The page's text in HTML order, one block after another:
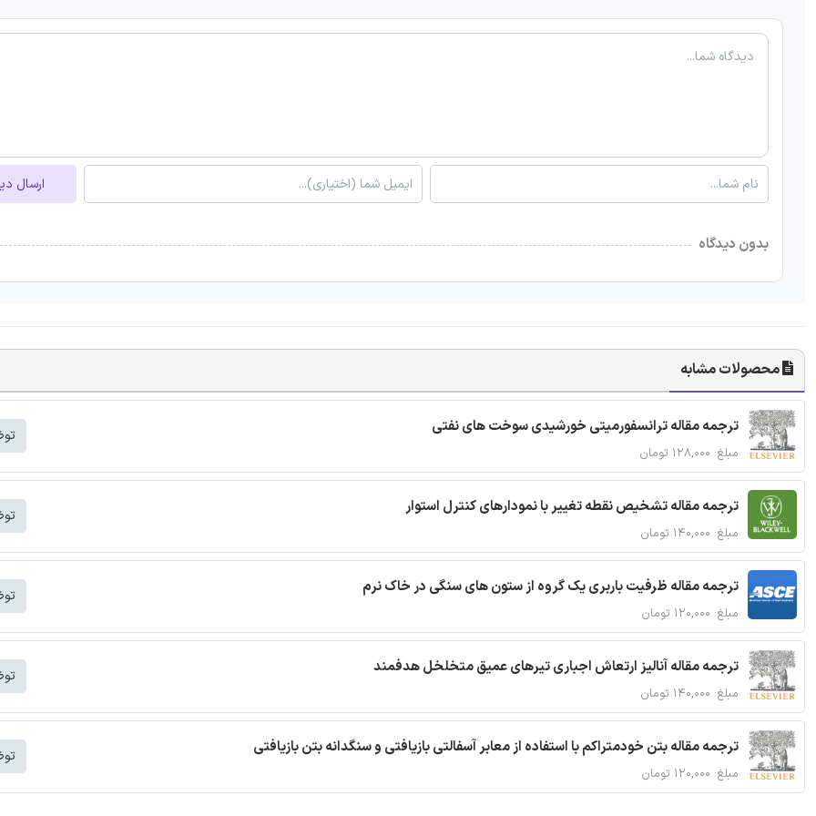
ارسال
بدون دیدگاه
محصولات مشابه
ترجمه مقاله ترانسفورمیتی خورشیدی سوخت های نفتی
مبلغ: ۱۲۸,۰۰۰ تومان
ترجمه مقاله تشخیص نقطه تغییر با نمودارهای کنترل استوار
مبلغ: ۱۴۰,۰۰۰ تومان
ترجمه مقاله ظرفیت باربری یک گروه از ستون های سنگی در خاک نرم
مبلغ: ۱۲۰,۰۰۰ تومان
ترجمه مقاله آنالیز ارتعاش اجباری تیرهای عمیق متخلخل هدفمند
مبلغ: ۱۴۰,۰۰۰ تومان
ترجمه مقاله بتن خودمتراکم با استفاده از معابر آسفالتی بازیافتی و سنگدانه بتن بازیافتی
مبلغ: ۱۲۰,۰۰۰ تومان